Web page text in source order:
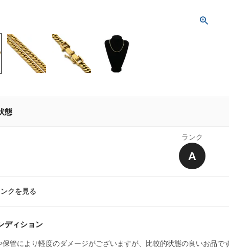
態
ランク
A
クを見る
ディション
保管により軽度のダメージがございますが、比較的状態の良いお品